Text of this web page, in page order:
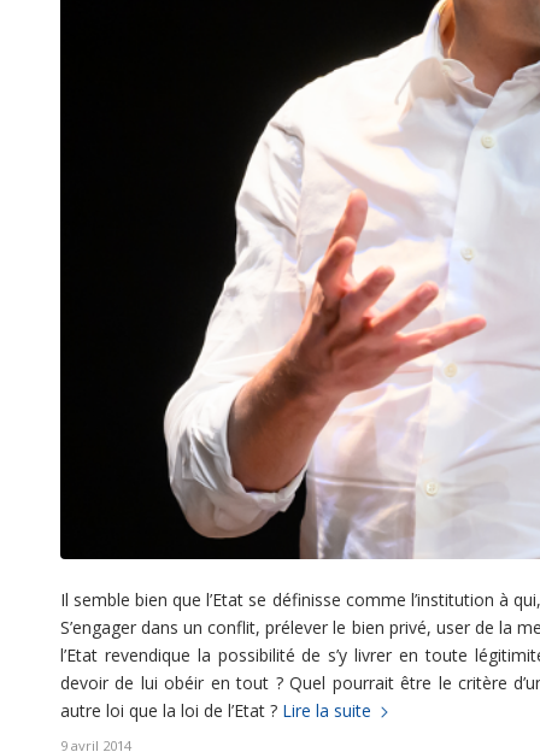
Il semble bien que l’Etat se définisse comme l’institution à
S’engager dans un conflit, prélever le bien privé, user de la
l’Etat revendique la possibilité de s’y livrer en toute
devoir de lui obéir en tout ? Quel pourrait être le critère
autre loi que la loi de l’Etat ? Lire la suite
9 avril 2014